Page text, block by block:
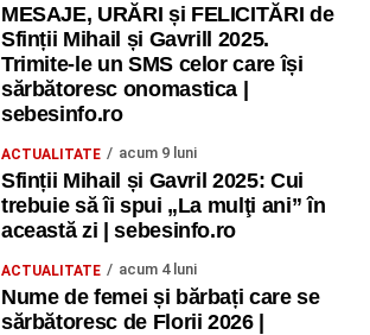
MESAJE, URĂRI și FELICITĂRI de
Sfinții Mihail și Gavrill 2025.
Trimite-le un SMS celor care își
sărbătoresc onomastica |
sebesinfo.ro
ACTUALITATE acum 9 luni
Sfinții Mihail și Gavril 2025: Cui
trebuie să îi spui „La mulţi ani” în
această zi | sebesinfo.ro
ACTUALITATE acum 4 luni
Nume de femei și bărbați care se
sărbătoresc de Florii 2026 |